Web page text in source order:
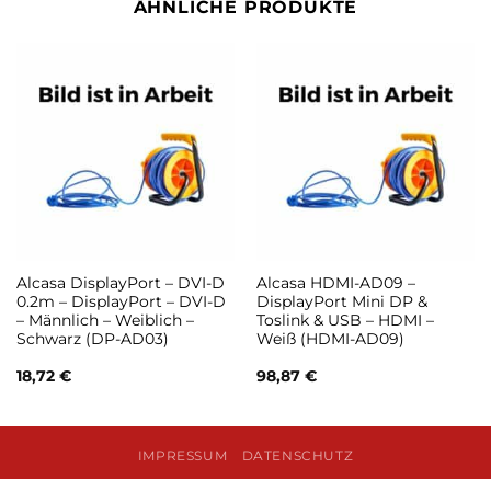
ÄHNLICHE PRODUKTE
Alcasa DisplayPort – DVI-D
0.2m – DisplayPort – DVI-D
– Männlich – Weiblich –
Schwarz (DP-AD03)
18,72 €
Alcasa HDMI-AD09 –
DisplayPort Mini DP &
Toslink & USB – HDMI –
Weiß (HDMI-AD09)
98,87 €
IMPRESSUM DATENSCHUTZ